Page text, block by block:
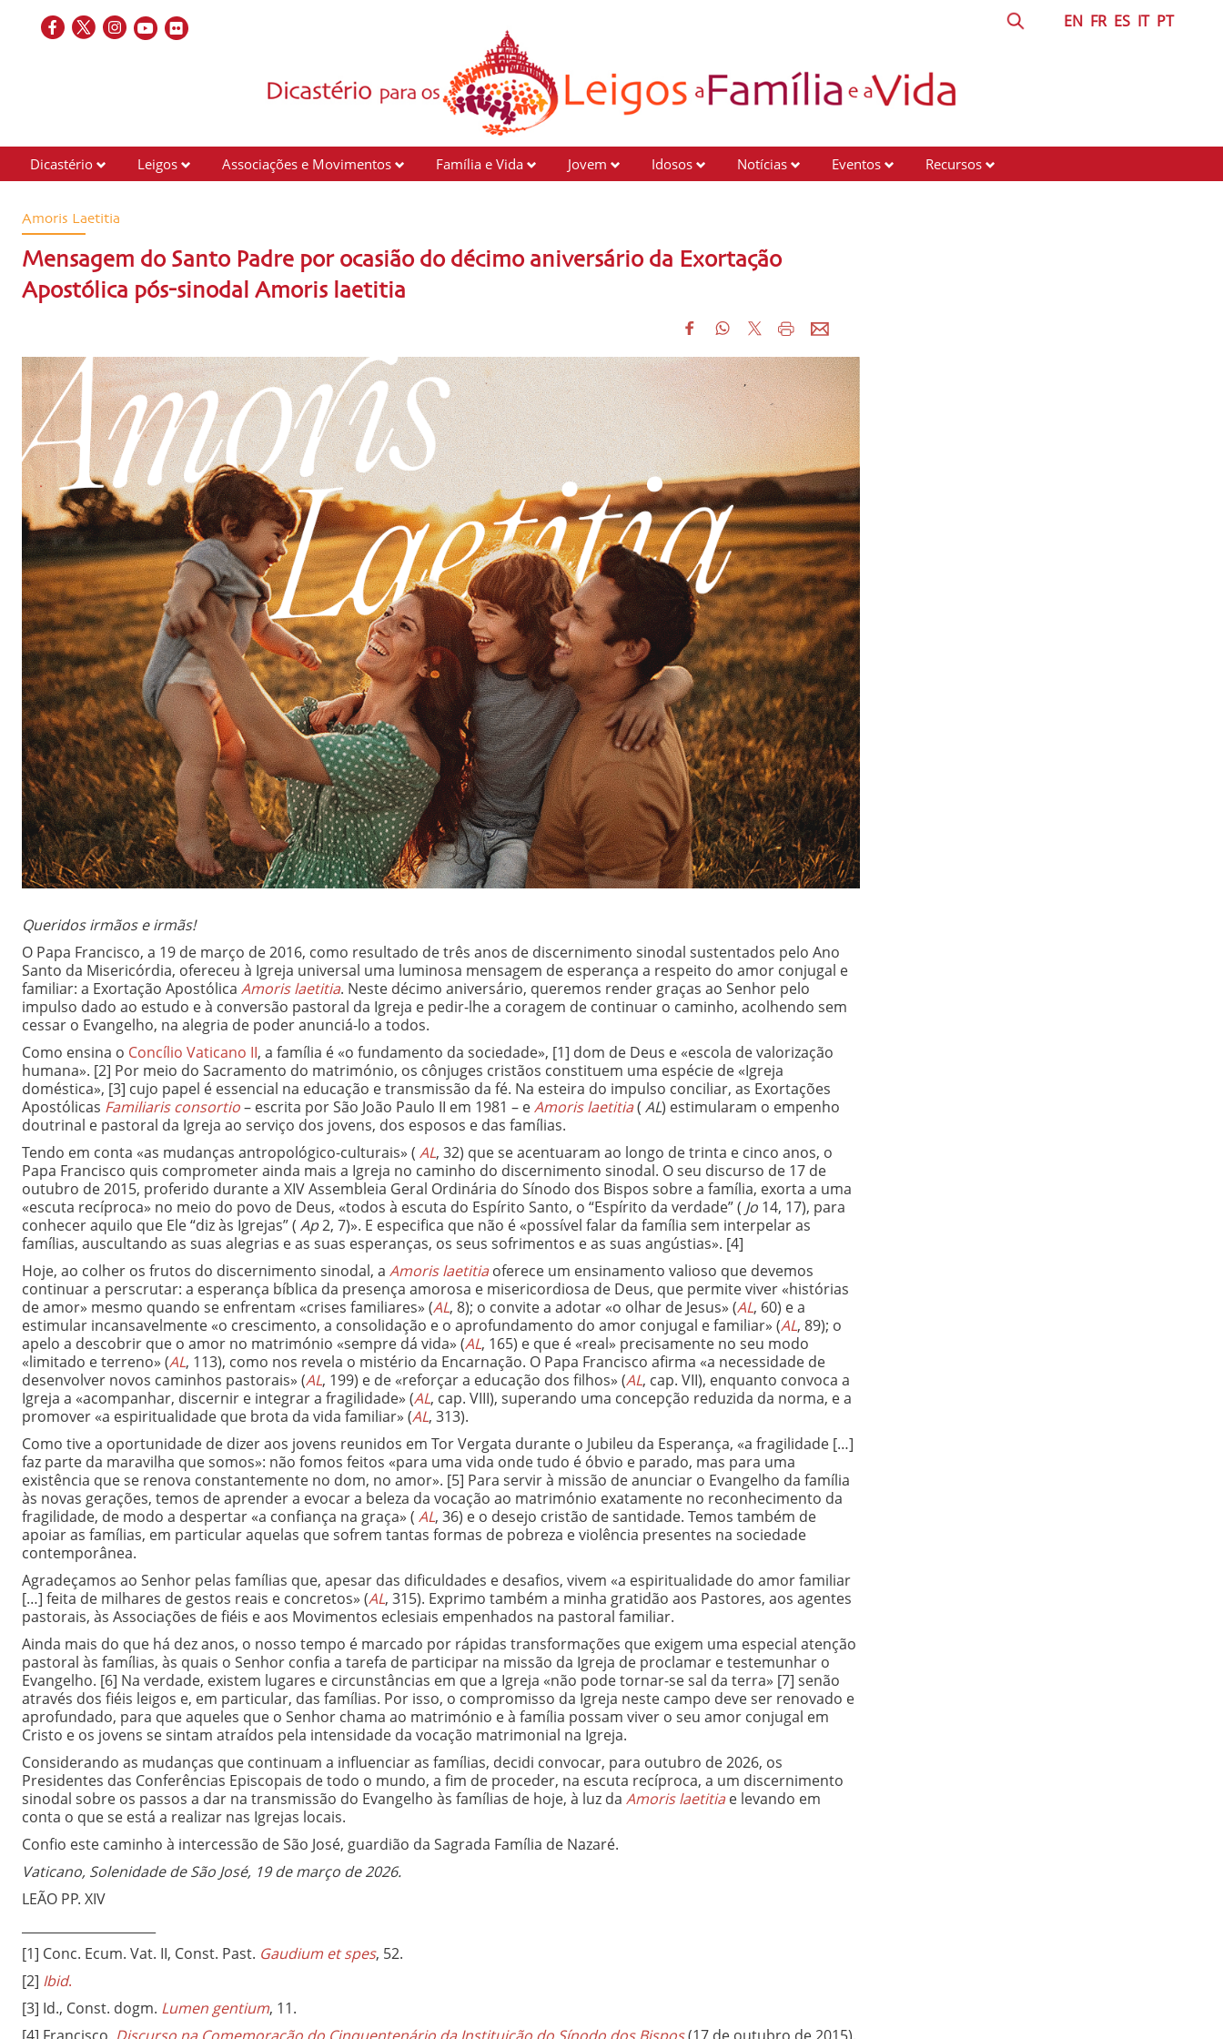
EN FR ES IT PT
Dicastério Leigos Associações e Movimentos Família e Vida Jovem Idosos Notícias Eventos Recursos
Amoris Laetitia
Mensagem do Santo Padre por ocasião do décimo aniversário da Exortação
Apostólica pós-sinodal Amoris laetitia
Queridos irmãos e irmãs!
O Papa Francisco, a 19 de março de 2016, como resultado de três anos de discernimento sinodal sustentados pelo Ano
Santo da Misericórdia, ofereceu à Igreja universal uma luminosa mensagem de esperança a respeito do amor conjugal e
familiar: a Exortação Apostólica Amoris laetitia. Neste décimo aniversário, queremos render graças ao Senhor pelo
impulso dado ao estudo e à conversão pastoral da Igreja e pedir-lhe a coragem de continuar o caminho, acolhendo sem
cessar o Evangelho, na alegria de poder anunciá-lo a todos.
Como ensina o Concílio Vaticano II, a família é «o fundamento da sociedade», [1] dom de Deus e «escola de valorização
humana». [2] Por meio do Sacramento do matrimónio, os cônjuges cristãos constituem uma espécie de «Igreja
doméstica», [3] cujo papel é essencial na educação e transmissão da fé. Na esteira do impulso conciliar, as Exortações
Apostólicas Familiaris consortio– escrita por São João Paulo II em 1981 – eAmoris laetitia( AL) estimularam o empenho
doutrinal e pastoral da Igreja ao serviço dos jovens, dos esposos e das famílias.
Tendo em conta «as mudanças antropológico-culturais» ( AL, 32) que se acentuaram ao longo de trinta e cinco anos, o
Papa Francisco quis comprometer ainda mais a Igreja no caminho do discernimento sinodal. O seu discurso de 17 de
outubro de 2015, proferido durante a XIV Assembleia Geral Ordinária do Sínodo dos Bispos sobre a família, exorta a uma
«escuta recíproca» no meio do povo de Deus, «todos à escuta do Espírito Santo, o “Espírito da verdade” ( Jo 14, 17), para
conhecer aquilo que Ele “diz às Igrejas” ( Ap2, 7)». E especifica que não é «possível falar da família sem interpelar as
famílias, auscultando as suas alegrias e as suas esperanças, os seus sofrimentos e as suas angústias». [4]
Hoje, ao colher os frutos do discernimento sinodal, a Amoris laetitiaoferece um ensinamento valioso que devemos
continuar a perscrutar: a esperança bíblica da presença amorosa e misericordiosa de Deus, que permite viver «histórias
de amor» mesmo quando se enfrentam «crises familiares» (AL, 8); o convite a adotar «o olhar de Jesus» (AL, 60) e a
estimular incansavelmente «o crescimento, a consolidação e o aprofundamento do amor conjugal e familiar» (AL, 89); o
apelo a descobrir que o amor no matrimónio «sempre dá vida» (AL, 165) e que é «real» precisamente no seu modo
«limitado e terreno» (AL, 113), como nos revela o mistério da Encarnação. O Papa Francisco afirma «a necessidade de
desenvolver novos caminhos pastorais» (AL, 199) e de «reforçar a educação dos filhos» (AL, cap. VII), enquanto convoca a
Igreja a «acompanhar, discernir e integrar a fragilidade» (AL, cap. VIII), superando uma concepção reduzida da norma, e a
promover «a espiritualidade que brota da vida familiar» (AL, 313).
Como tive a oportunidade de dizer aos jovens reunidos em Tor Vergata durante o Jubileu da Esperança, «a fragilidade […]
faz parte da maravilha que somos»: não fomos feitos «para uma vida onde tudo é óbvio e parado, mas para uma
existência que se renova constantemente no dom, no amor». [5] Para servir à missão de anunciar o Evangelho da família
às novas gerações, temos de aprender a evocar a beleza da vocação ao matrimónio exatamente no reconhecimento da
fragilidade, de modo a despertar «a confiança na graça» ( AL, 36) e o desejo cristão de santidade. Temos também de
apoiar as famílias, em particular aquelas que sofrem tantas formas de pobreza e violência presentes na sociedade
contemporânea.
Agradeçamos ao Senhor pelas famílias que, apesar das dificuldades e desafios, vivem «a espiritualidade do amor familiar
[…] feita de milhares de gestos reais e concretos» (AL, 315). Exprimo também a minha gratidão aos Pastores, aos agentes
pastorais, às Associações de fiéis e aos Movimentos eclesiais empenhados na pastoral familiar.
Ainda mais do que há dez anos, o nosso tempo é marcado por rápidas transformações que exigem uma especial atenção
pastoral às famílias, às quais o Senhor confia a tarefa de participar na missão da Igreja de proclamar e testemunhar o
Evangelho. [6] Na verdade, existem lugares e circunstâncias em que a Igreja «não pode tornar-se sal da terra» [7] senão
através dos fiéis leigos e, em particular, das famílias. Por isso, o compromisso da Igreja neste campo deve ser renovado e
aprofundado, para que aqueles que o Senhor chama ao matrimónio e à família possam viver o seu amor conjugal em
Cristo e os jovens se sintam atraídos pela intensidade da vocação matrimonial na Igreja.
Considerando as mudanças que continuam a influenciar as famílias, decidi convocar, para outubro de 2026, os
Presidentes das Conferências Episcopais de todo o mundo, a fim de proceder, na escuta recíproca, a um discernimento
sinodal sobre os passos a dar na transmissão do Evangelho às famílias de hoje, à luz da Amoris laetitiae levando em
conta o que se está a realizar nas Igrejas locais.
Confio este caminho à intercessão de São José, guardião da Sagrada Família de Nazaré.
Vaticano, Solenidade de São José, 19 de março de 2026.
LEÃO PP. XIV
[1] Conc. Ecum. Vat. II, Const. Past. Gaudium et spes, 52.
[2] Ibid.
[3] Id., Const. dogm. Lumen gentium, 11.